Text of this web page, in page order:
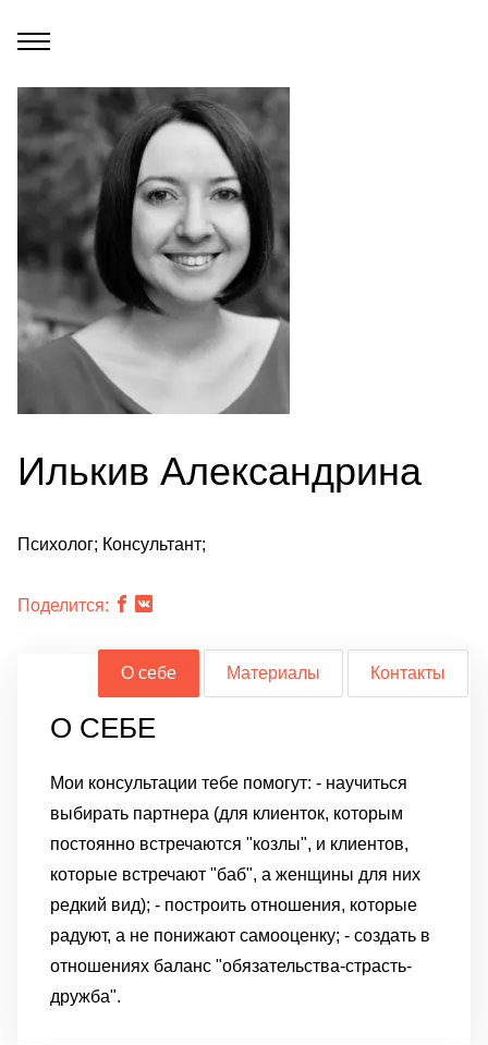
Илькив Александрина
Психолог; Консультант;
Поделится:
О себе Материалы Контакты
О СЕБЕ
Мои консультации тебе помогут: - научиться
выбирать партнера (для клиенток, которым
постоянно встречаются "козлы", и клиентов,
которые встречают "баб", а женщины для них
редкий вид); - построить отношения, которые
радуют, а не понижают самооценку; - создать в
отношениях баланс "обязательства-страсть-
дружба".